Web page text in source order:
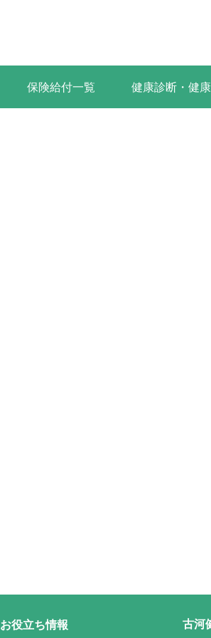
保険給付一覧 健康診断・健
お役立ち情報 古河